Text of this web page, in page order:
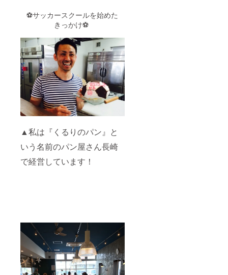
⚽サッカースクールを始めた
きっかけ⚽
▲私は『くるりのパン』と
いう名前のパン屋さん長崎
で経営しています！